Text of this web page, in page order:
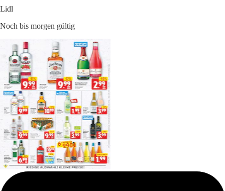
Lidl
Noch bis morgen gültig